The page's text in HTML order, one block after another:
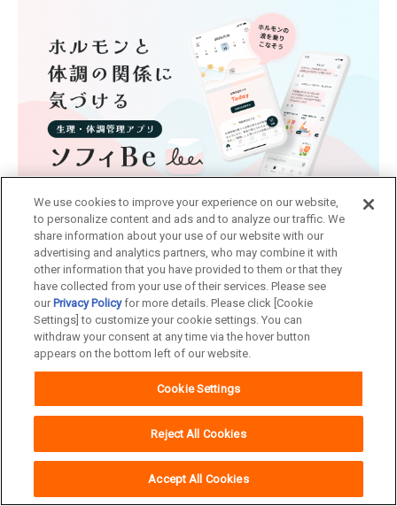
ソフィの生理管理アプリ
ソフィBe
閉じる
妊活からだナビ 受験生応援サイト
We use cookies to improve your experience on our website,
to personalize content and ads and to analyze our traffic. We
share information about your use of our website with our
advertising and analytics partners, who may combine it with
other information that you have provided to them or that they
have collected from your use of their services. Please see
our Privacy Policyfor more details. Please click [Cookie
Settings] to customize your cookie settings. You can
withdraw your consent at any time via the hover button
appears on the bottom left of our website.
Cookie Settings
Reject All Cookies
Accept All Cookies